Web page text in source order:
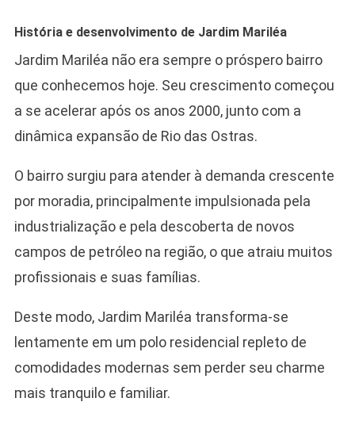
História e desenvolvimento de Jardim Mariléa
Jardim Mariléa não era sempre o próspero bairro
que conhecemos hoje. Seu crescimento começou
a se acelerar após os anos 2000, junto com a
dinâmica expansão de Rio das Ostras.
O bairro surgiu para atender à demanda crescente
por moradia, principalmente impulsionada pela
industrialização e pela descoberta de novos
campos de petróleo na região, o que atraiu muitos
profissionais e suas famílias.
Deste modo, Jardim Mariléa transforma-se
lentamente em um polo residencial repleto de
comodidades modernas sem perder seu charme
mais tranquilo e familiar.